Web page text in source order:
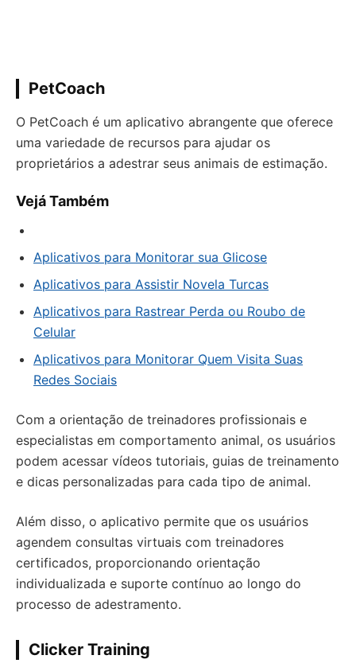
PetCoach
O PetCoach é um aplicativo abrangente que oferece
uma variedade de recursos para ajudar os
proprietários a adestrar seus animais de estimação.
Vejá Também
Aplicativos para Monitorar sua Glicose
Aplicativos para Assistir Novela Turcas
Aplicativos para Rastrear Perda ou Roubo de
Celular
Aplicativos para Monitorar Quem Visita Suas
Redes Sociais
Com a orientação de treinadores profissionais e
especialistas em comportamento animal, os usuários
podem acessar vídeos tutoriais, guias de treinamento
e dicas personalizadas para cada tipo de animal.
Além disso, o aplicativo permite que os usuários
agendem consultas virtuais com treinadores
certificados, proporcionando orientação
individualizada e suporte contínuo ao longo do
processo de adestramento.
Clicker Training